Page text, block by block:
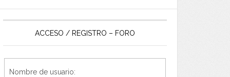
ACCESO / REGISTRO – FORO
Nombre de usuario: